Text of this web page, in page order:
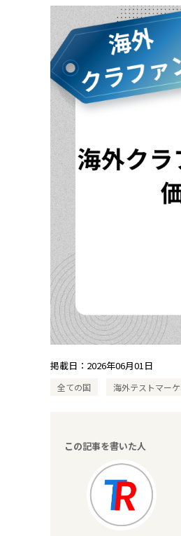
掲載日： 2026年06月01日
全ての国 海外テストマー
この記事を書いた人